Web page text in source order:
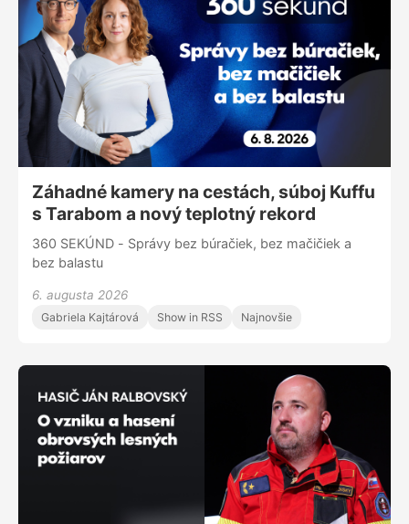
Záhadné kamery na cestách, súboj Kuffu
s Tarabom a nový teplotný rekord
360 SEKÚND - Správy bez búračiek, bez mačičiek a
bez balastu
6. augusta 2026
Gabriela Kajtárová Show in RSS Najnovšie